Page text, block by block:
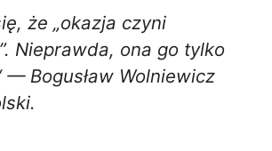
że „okazja czyni
Nieprawda, ona go tylko
— Bogusław Wolniewicz